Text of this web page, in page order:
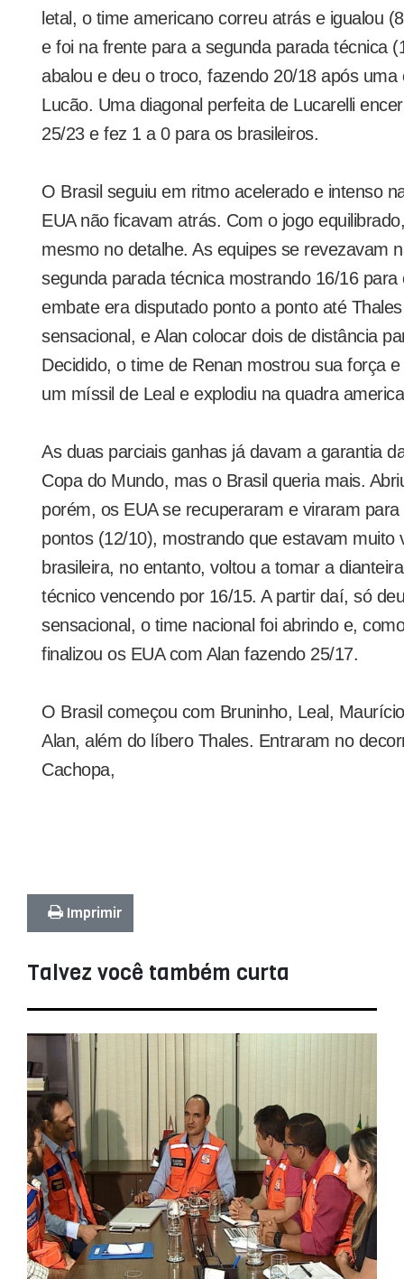
letal, o time americano correu atrás e igualou
e foi na frente para a segunda parada técnica
abalou e deu o troco, fazendo 20/18 após
Lucão. Uma diagonal perfeita de Lucarelli
25/23 e fez 1 a 0 para os brasileiros.
O Brasil seguiu em ritmo acelerado e intenso
EUA não ficavam atrás. Com o jogo
mesmo no detalhe. As equipes se revezavam
segunda parada técnica mostrando 16/16
embate era disputado ponto a ponto até
sensacional, e Alan colocar dois de distância
Decidido, o time de Renan mostrou sua força
um míssil de Leal e explodiu na quadra
As duas parciais ganhas já davam a garantia
Copa do Mundo, mas o Brasil queria mais.
porém, os EUA se recuperaram e viraram
pontos (12/10), mostrando que estavam muito
brasileira, no entanto, voltou a tomar a
técnico vencendo por 16/15. A partir daí, só
sensacional, o time nacional foi abrindo e,
finalizou os EUA com Alan fazendo 25/17.
O Brasil começou com Bruninho, Leal,
Alan, além do líbero Thales. Entraram no
Cachopa,
Imprimir
Talvez você também curta